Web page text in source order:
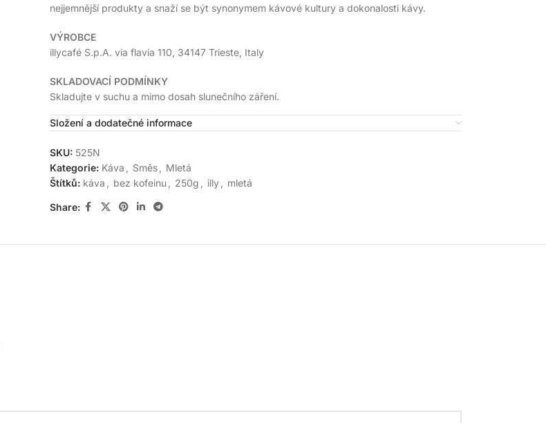
nejjemnější produkty a snaží se být synonymem kávové kultury a dokonalosti kávy.
VÝROBCE
illycafé S.p.A. via flavia 110, 34147 Trieste, Italy
SKLADOVACÍ PODMÍNKY
Skladujte v suchu a mimo dosah slunečního záření.
Složení a dodatečné informace
SKU: 525N
Kategorie: Káva Směs
Mletá
Štítků: káva bez kofeinu 250g illy mletá
Share: